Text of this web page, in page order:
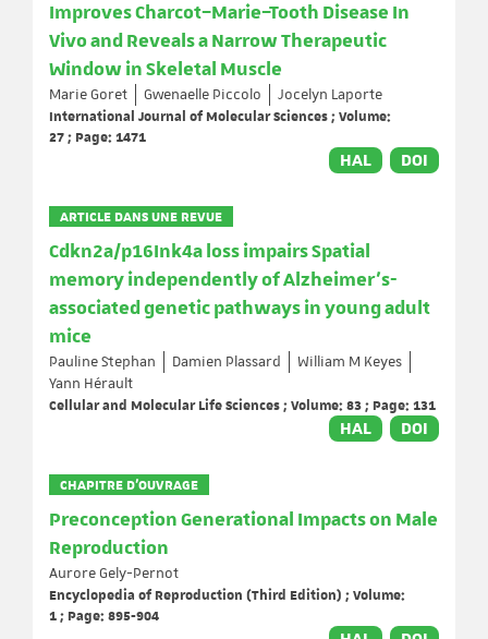
Improves Charcot–Marie–Tooth Disease In
Vivo and Reveals a Narrow Therapeutic
Window in Skeletal Muscle
Marie Goret Gwenaelle Piccolo
Jocelyn Laporte
International Journal of Molecular Sciences ; Volume:
27 ; Page: 1471
HAL DOI
ARTICLE DANS UNE REVUE
Cdkn2a/p16Ink4a loss impairs Spatial
memory independently of Alzheimer’s-
associated genetic pathways in young adult
mice
Pauline Stephan Damien Plassard
William M Keyes
Yann Hérault
Cellular and Molecular Life Sciences ; Volume: 83 ; Page: 131
HAL DOI
CHAPITRE D’OUVRAGE
Preconception Generational Impacts on Male
Reproduction
Aurore Gely-Pernot
Encyclopedia of Reproduction (Third Edition) ; Volume:
1 ; Page: 895-904